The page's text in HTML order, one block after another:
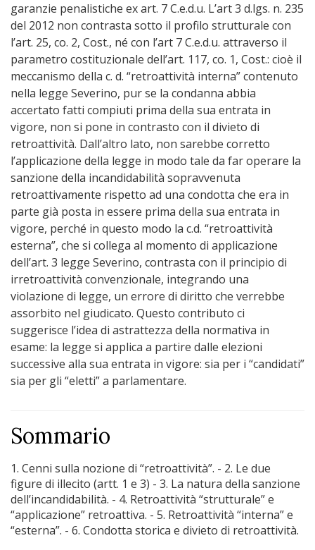
garanzie penalistiche ex art. 7 C.e.d.u. L’art 3 d.lgs. n. 235
del 2012 non contrasta sotto il profilo strutturale con
l’art. 25, co. 2, Cost., né con l’art 7 C.e.d.u. attraverso il
parametro costituzionale dell’art. 117, co. 1, Cost.: cioè il
meccanismo della c. d. “retroattività interna” contenuto
nella legge Severino, pur se la condanna abbia
accertato fatti compiuti prima della sua entrata in
vigore, non si pone in contrasto con il divieto di
retroattività. Dall’altro lato, non sarebbe corretto
l’applicazione della legge in modo tale da far operare la
sanzione della incandidabilità sopravvenuta
retroattivamente rispetto ad una condotta che era in
parte già posta in essere prima della sua entrata in
vigore, perché in questo modo la c.d. “retroattività
esterna”, che si collega al momento di applicazione
dell’art. 3 legge Severino, contrasta con il principio di
irretroattività convenzionale, integrando una
violazione di legge, un errore di diritto che verrebbe
assorbito nel giudicato. Questo contributo ci
suggerisce l’idea di astrattezza della normativa in
esame: la legge si applica a partire dalle elezioni
successive alla sua entrata in vigore: sia per i “candidati”
sia per gli “eletti” a parlamentare.
Sommario
1. Cenni sulla nozione di “retroattività”. - 2. Le due
figure di illecito (artt. 1 e 3) - 3. La natura della sanzione
dell’incandidabilità. - 4. Retroattività “strutturale” e
“applicazione” retroattiva. - 5. Retroattività “interna” e
“esterna”. - 6. Condotta storica e divieto di retroattività.